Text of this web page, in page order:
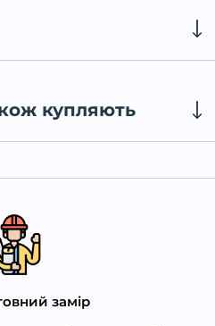
купляють
замір